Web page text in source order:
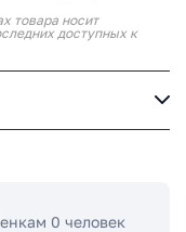
товара носит
доступных к
0 человек